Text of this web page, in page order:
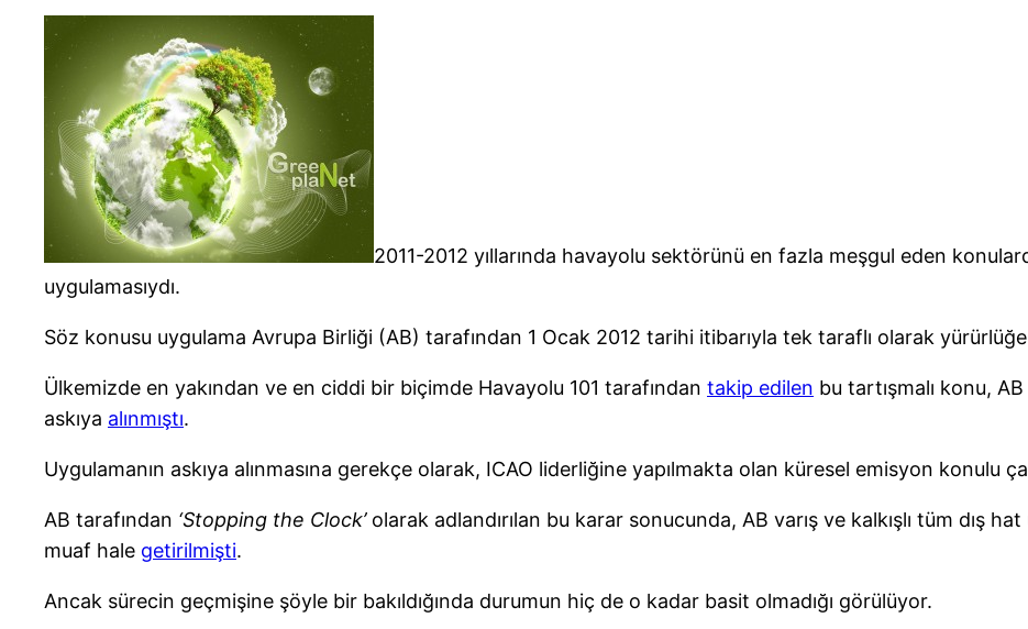
2011-2012 yıllarında havayolu sektörünü en fazla meşgul eden
uygulamasıydı.
Söz konusu uygulama Avrupa Birliği (AB) tarafından 1 Ocak 2012 tarihi itibarıyla tek taraflı olarak
Ülkemizde en yakından ve en ciddi bir biçimde Havayolu 101 tarafından takip edilen bu tartışmalı konu,
askıya alınmıştı.
Uygulamanın askıya alınmasına gerekçe olarak, ICAO liderliğine yapılmakta olan küresel emisyon konulu
AB tarafından ‘Stopping the Clock’olarak adlandırılan bu karar sonucunda, AB varış ve kalkışlı tüm dış
muaf hale getirilmişti.
Ancak sürecin geçmişine şöyle bir bakıldığında durumun hiç de o kadar basit olmadığı görülüyor.